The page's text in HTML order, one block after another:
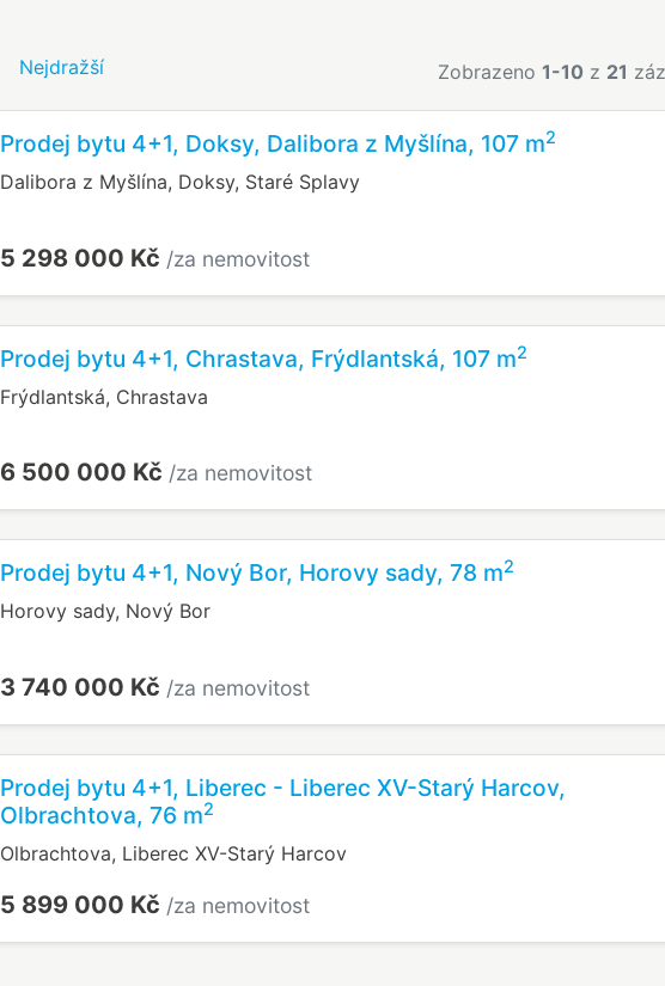
Nejdražší Zobrazeno 1-10 z 21
Prodej bytu 4+1, Doksy, Dalibora z Myšlína, 107 m2
Dalibora z Myšlína, Doksy, Staré Splavy
5 298 000 Kč /za nemovitost
Prodej bytu 4+1, Chrastava, Frýdlantská, 107 m2
Frýdlantská, Chrastava
6 500 000 Kč /za nemovitost
Prodej bytu 4+1, Nový Bor, Horovy sady, 78 m2
Horovy sady, Nový Bor
3 740 000 Kč /za nemovitost
Prodej bytu 4+1, Liberec - Liberec XV-Starý Harcov,
Olbrachtova, 76 m2
Olbrachtova, Liberec XV-Starý Harcov
5 899 000 Kč /za nemovitost